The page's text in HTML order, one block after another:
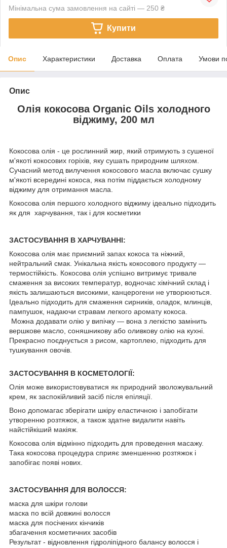
Мінімальна сума замовлення на сайті — 250 ₴
Купити
Опис Характеристики Доставка Оплата Умови
Опис
Олія кокосова Organic Oils холодного
віджиму, 200 мл
Кокосова олія - це рослинний жир, який отримують з сушеної
м'якоті кокосових горіхів, яку сушать природним шляхом.
Сучасний метод вилучення кокосового масла включає сушку
м'якоті всередині кокоса, яка потім піддається холодному
віджиму для отримання масла.
Кокосова олія першого холодного віджиму ідеально підходить
як для харчування, так і для косметики
ЗАСТОСУВАННЯ В ХАРЧУВАННІ:
Кокосова олія має приємний запах кокоса та ніжний,
нейтральний смак. Унікальна якість кокосового продукту —
термостійкість. Кокосова олія успішно витримує тривале
смаження за високих температур, водночас хімічний склад і
якість залишаються високими, канцерогени не утворюються.
Ідеально підходить для смаження сирників, оладок, млинців,
пампушок, надаючи стравам легкого аромату кокоса.
Можна додавати олію у випічку — вона з легкістю замінить
вершкове масло, соняшникову або оливкову олію на кухні.
Прекрасно поєднується з рисом, картоплею, підходить для
тушкування овочів.
ЗАСТОСУВАННЯ В КОСМЕТОЛОГІЇ:
Олія може використовуватися як природний зволожувальний
крем, як заспокійливий засіб після епіляції.
Воно допомагає зберігати шкіру еластичною і запобігати
утворенню розтяжок, а також здатне видалити навіть
найстійкіший макіяж.
Кокосова олія відмінно підходить для проведення масажу.
Така кокосова процедура сприяє зменшенню розтяжок і
запобігає появі нових.
ЗАСТОСУВАННЯ ДЛЯ ВОЛОССЯ:
маска для шкіри голови
маска по всій довжині волосся
маска для посічених кінчиків
збагачення косметичних засобів
Результат - відновлення гідроліпідного балансу волосся і